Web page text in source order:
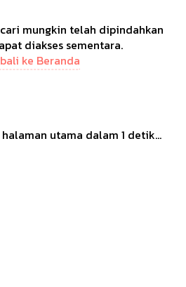
mungkin telah dipindahkan
diakses sementara.
ke Beranda
utama dalam 1 detik...